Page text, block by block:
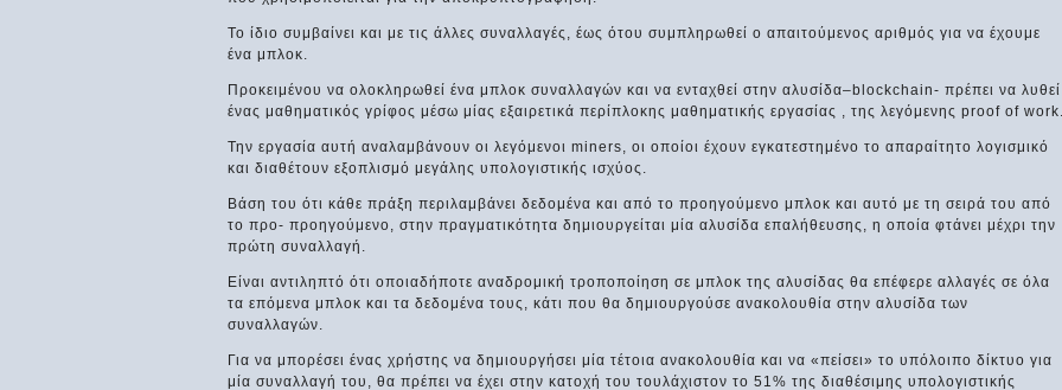
Το ίδιο συμβαίνει και με τις άλλες συναλλαγές, έως ότου συμπληρωθεί ο απαιτούμενος αριθμός για να έχουμε
ένα μπλοκ.
Προκειμένου να ολοκληρωθεί ένα μπλοκ συναλλαγών και να ενταχθεί στην αλυσίδα–blockchain- πρέπει να λυθεί
ένας μαθηματικός γρίφος μέσω μίας εξαιρετικά περίπλοκης μαθηματικής εργασίας , της λεγόμενης proof of
Την εργασία αυτή αναλαμβάνουν οι λεγόμενοι miners, οι οποίοι έχουν εγκατεστημένο το απαραίτητο λογισμικό
και διαθέτουν εξοπλισμό μεγάλης υπολογιστικής ισχύος.
Βάση του ότι κάθε πράξη περιλαμβάνει δεδομένα και από το προηγούμενο μπλοκ και αυτό με τη σειρά του από
το προ- προηγούμενο, στην πραγματικότητα δημιουργείται μία αλυσίδα επαλήθευσης, η οποία φτάνει μέχρι την
πρώτη συναλλαγή.
Είναι αντιληπτό ότι οποιαδήποτε αναδρομική τροποποίηση σε μπλοκ της αλυσίδας θα επέφερε αλλαγές σε όλα
τα επόμενα μπλοκ και τα δεδομένα τους, κάτι που θα δημιουργούσε ανακολουθία στην αλυσίδα των
συναλλαγών.
Για να μπορέσει ένας χρήστης να δημιουργήσει μία τέτοια ανακολουθία και να «πείσει» το υπόλοιπο δίκτυο για
μία συναλλαγή του, θα πρέπει να έχει στην κατοχή του τουλάχιστον το 51% της διαθέσιμης υπολογιστικής